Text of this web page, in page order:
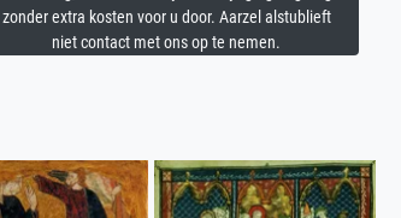
zonder extra kosten voor u door. Aarzel alstublieft
niet contact met ons op te nemen.